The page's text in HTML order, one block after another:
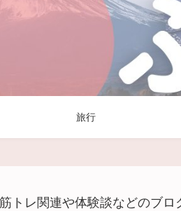
旅行
トレ関連や体験談などのブロ